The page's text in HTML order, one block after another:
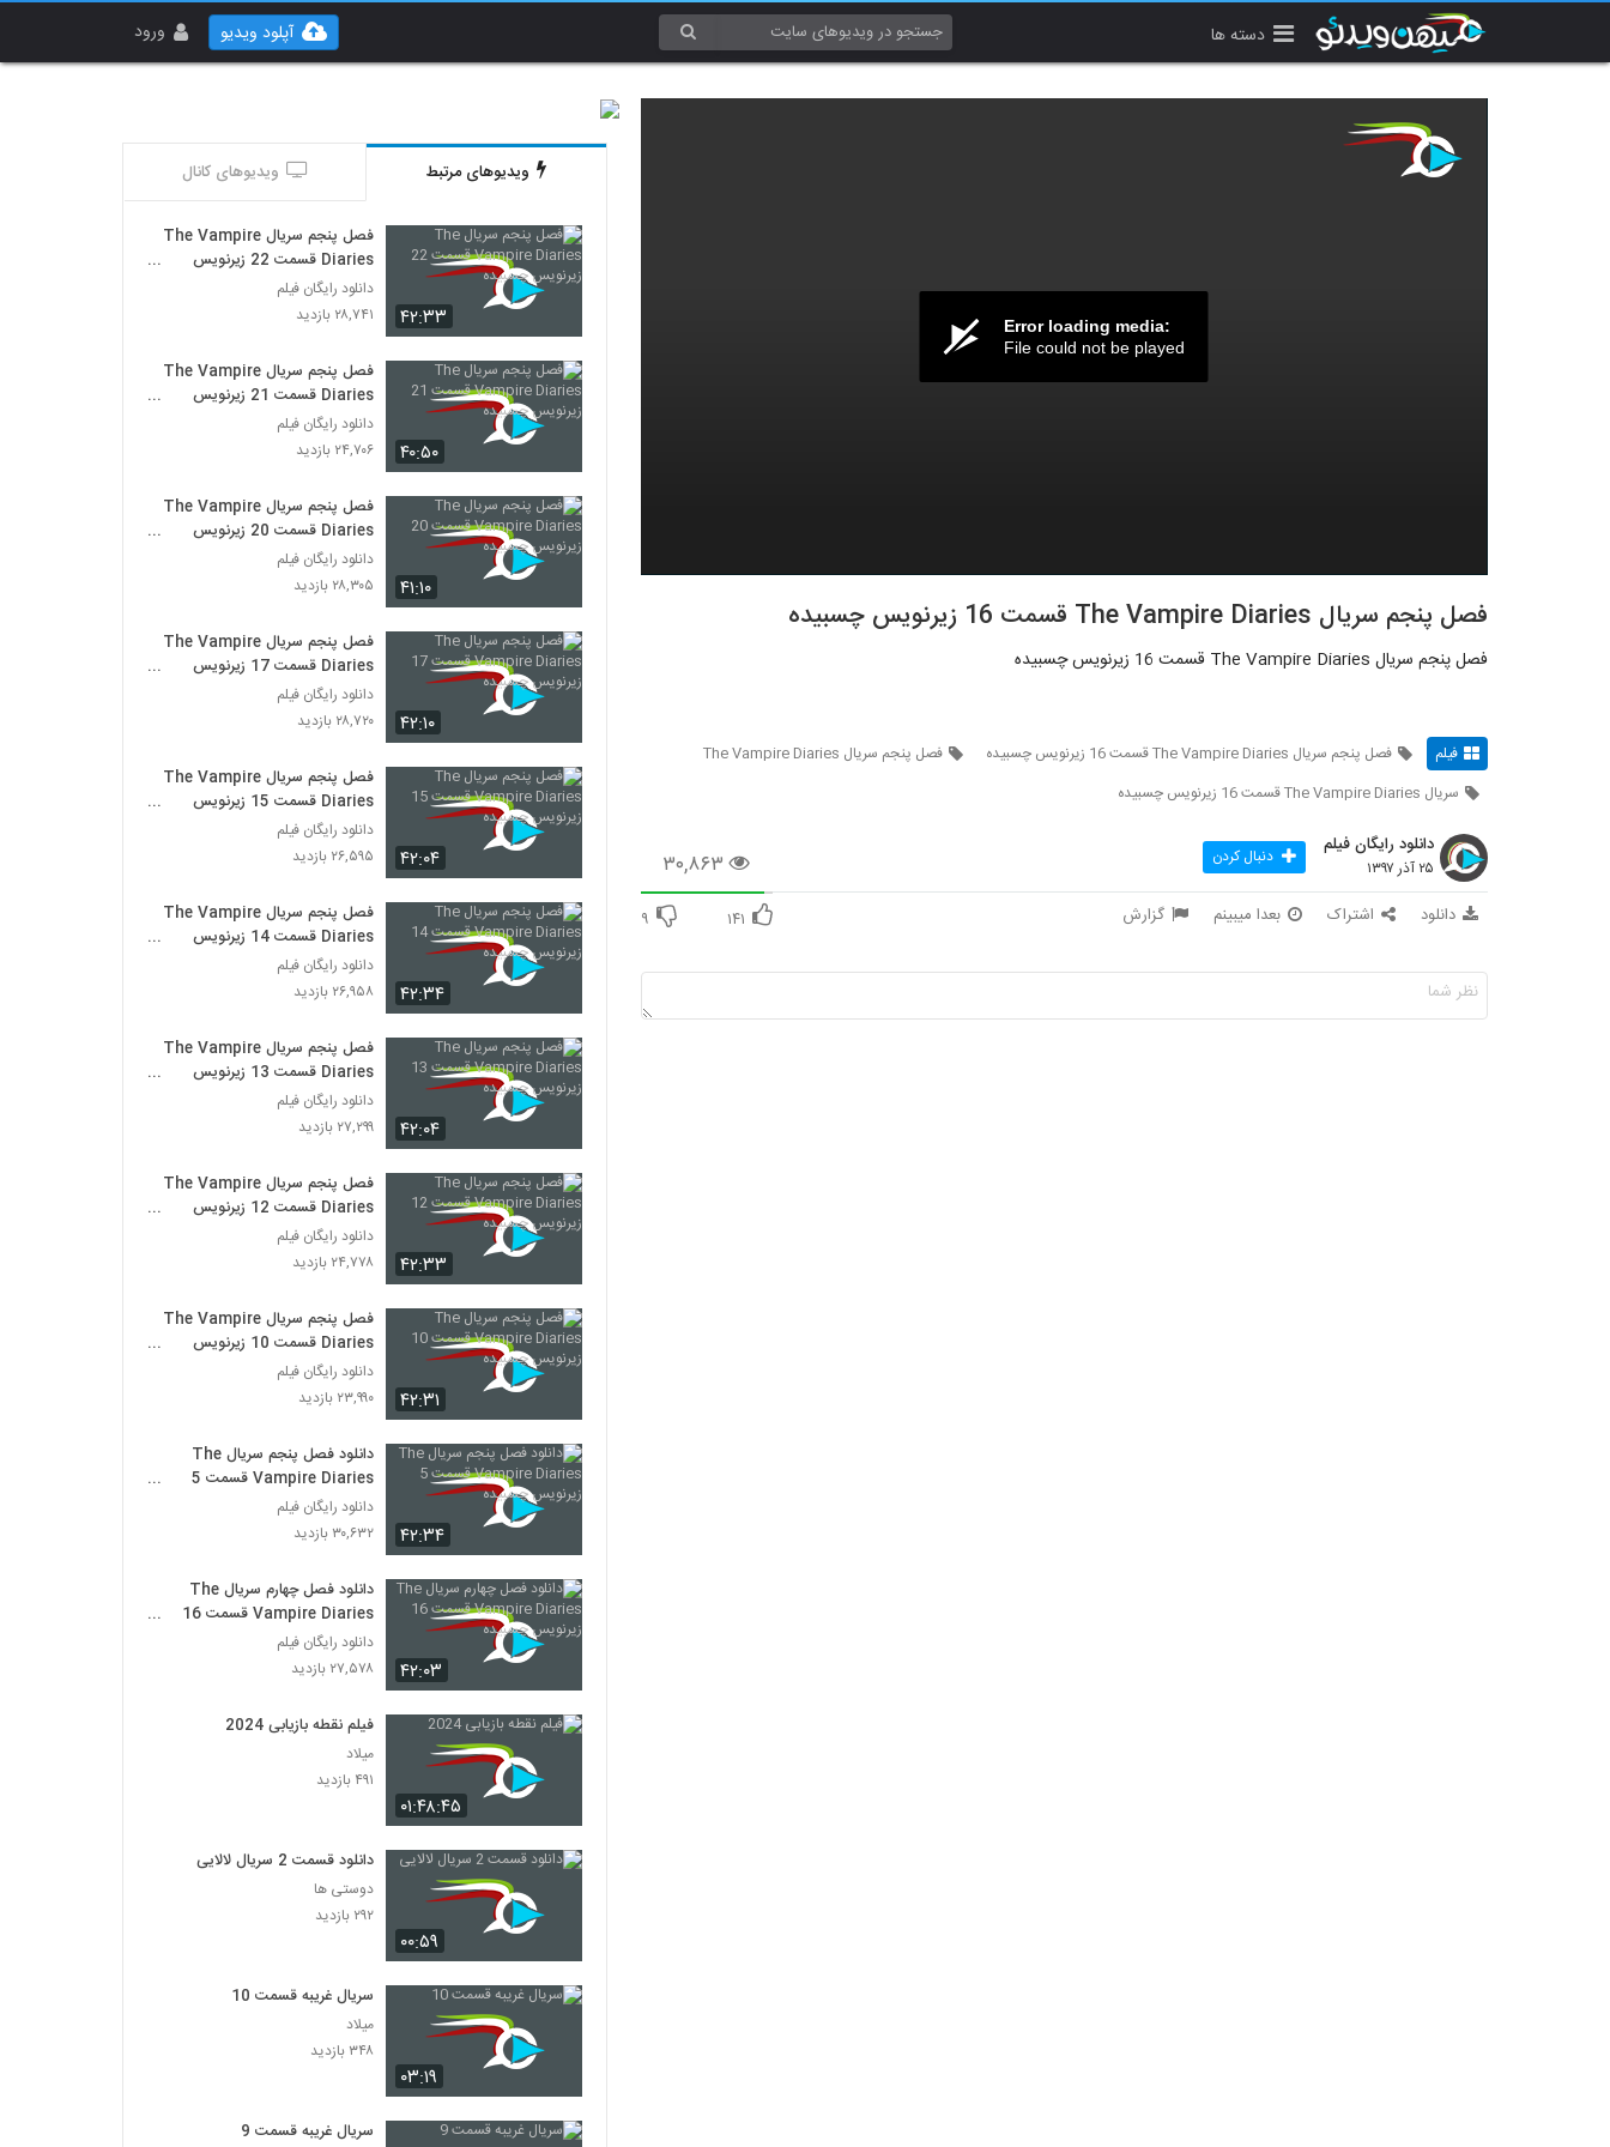
دسته ها ورود آپلود ویدیو
Error loading media:
File could not be played
فصل پنجم سریال The Vampire Diaries قسمت 16 زیرنویس چسبیده
فصل پنجم سریال The Vampire Diaries قسمت 16 زیرنویس چسبیده
فیلم فصل پنجم سریال The Vampire Diaries قسمت 16 زیرنویس چسبیده
فصل پنجم سریال The Vampire Diaries
سریال The Vampire Diaries قسمت 16 زیرنویس چسبیده
۳۰,۸۶۳
دانلود رایگان فیلم
۲۵ آذر ۱۳۹۷ دنبال کردن
دانلود اشتراک بعدا میبینم گزارش ۱۴۱ ۹
ویدیوهای مرتبط ویدیوهای کانال
۴۲:۳۳
فصل پنجم سریال The Vampire
Diaries قسمت 22 زیرنویس
چسبیده
دانلود رایگان فیلم
۲۸,۷۴۱ بازدید
۴۰:۵۰
فصل پنجم سریال The Vampire
Diaries قسمت 21 زیرنویس
چسبیده
دانلود رایگان فیلم
۲۴,۷۰۶ بازدید
۴۱:۱۰
فصل پنجم سریال The Vampire
Diaries قسمت 20 زیرنویس
چسبیده
دانلود رایگان فیلم
۲۸,۳۰۵ بازدید
۴۲:۱۰
فصل پنجم سریال The Vampire
Diaries قسمت 17 زیرنویس
چسبیده
دانلود رایگان فیلم
۲۸,۷۲۰ بازدید
۴۲:۰۴
فصل پنجم سریال The Vampire
Diaries قسمت 15 زیرنویس
چسبیده
دانلود رایگان فیلم
۲۶,۵۹۵ بازدید
۴۲:۳۴
فصل پنجم سریال The Vampire
Diaries قسمت 14 زیرنویس
چسبیده
دانلود رایگان فیلم
۲۶,۹۵۸ بازدید
۴۲:۰۴
فصل پنجم سریال The Vampire
Diaries قسمت 13 زیرنویس
چسبیده
دانلود رایگان فیلم
۲۷,۲۹۹ بازدید
۴۲:۳۳
فصل پنجم سریال The Vampire
Diaries قسمت 12 زیرنویس
چسبیده
دانلود رایگان فیلم
۲۴,۷۷۸ بازدید
۴۲:۳۱
فصل پنجم سریال The Vampire
Diaries قسمت 10 زیرنویس
چسبیده
دانلود رایگان فیلم
۲۳,۹۹۰ بازدید
۴۲:۳۴
دانلود فصل پنجم سریال The
Vampire Diaries قسمت 5
زیرنویس چسبیده
دانلود رایگان فیلم
۳۰,۶۳۲ بازدید
۴۲:۰۳
دانلود فصل چهارم سریال The
Vampire Diaries قسمت 16
زیرنویس چسبیده
دانلود رایگان فیلم
۲۷,۵۷۸ بازدید
۰۱:۴۸:۴۵
فیلم نقطه بازیابی 2024
میلاد
۴۹۱ بازدید
۰۰:۵۹
دانلود قسمت 2 سریال لالایی
دوستی ها
۲۹۲ بازدید
۰۳:۱۹
سریال غریبه قسمت 10
میلاد
۳۴۸ بازدید
سریال غریبه قسمت 9